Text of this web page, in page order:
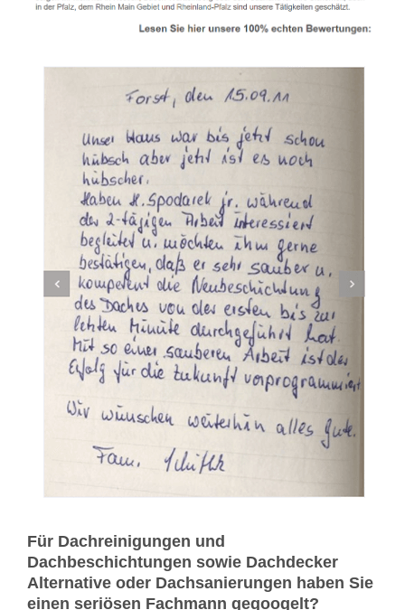
Für Dachreinigungen und
Dachbeschichtungen sowie Dachdecker
Alternative oder Dachsanierungen haben Sie
einen seriösen Fachmann gegoogelt?